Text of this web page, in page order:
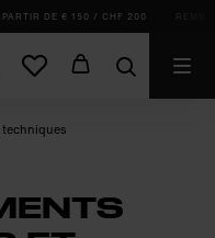
PARTIR DE € 150 / CHF 200